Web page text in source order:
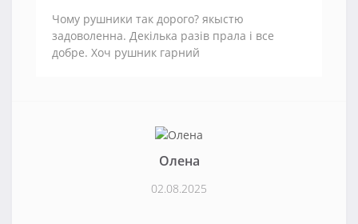
Чому рушники так дорого? якыстю
задоволенна. Декілька разів прала і все
добре. Хоч рушник гарний
Олена
02.08.2025